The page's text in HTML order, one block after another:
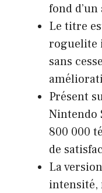
fond
Le titre
roguelite
sans
Présent
Nintendo
800 000
de
La
intensité,